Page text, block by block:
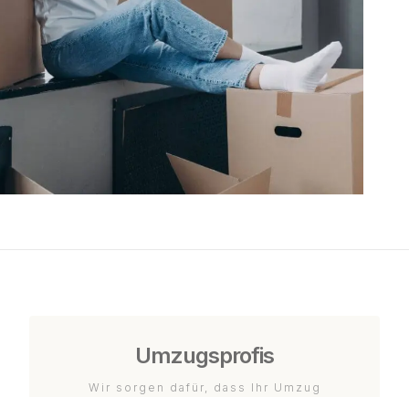
Umzugsprofis
Wir sorgen dafür, dass Ihr Umzug